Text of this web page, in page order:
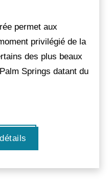
permet aux
privilégié de la
des plus beaux
Springs datant du